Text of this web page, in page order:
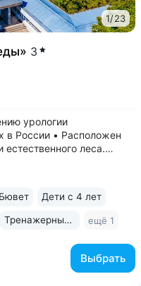
1/23
3
урологии
в России • Расположен
леса.
Выбрать
Бювет Дети с 4 лет
Тренажерный зал ещё 1